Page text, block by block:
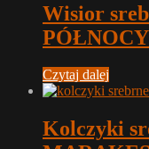
Wisior
PÓŁNOCY
Czytaj dalej
Kolczyki